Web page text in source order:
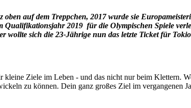
auf dem Treppchen, 2017 wurde sie
2019 für die Olympischen Spiele
sich die 23-Jährige nun das letzte Ticket für
Ziele im Leben - und das nicht nur beim Klettern.
zu können. Dein ganz großes Ziel im vergangenen